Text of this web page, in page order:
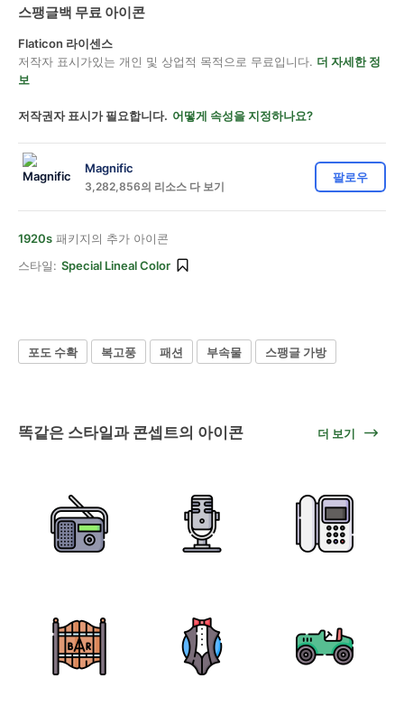
스팽글백 무료 아이콘
Flaticon 라이센스
저작자 표시가있는 개인 및 상업적 목적으로 무료입니다. 더 자세한 정
보
저작권자 표시가 필요합니다. 어떻게 속성을 지정하나요?
Magnific
3,282,856의 리소스 다 보기
팔로우
1920s 패키지의 추가 아이콘
스타일: Special Lineal Color
포도 수확 복고풍 패션 부속물 스팽글 가방
똑같은 스타일과 콘셉트의 아이콘 더 보기